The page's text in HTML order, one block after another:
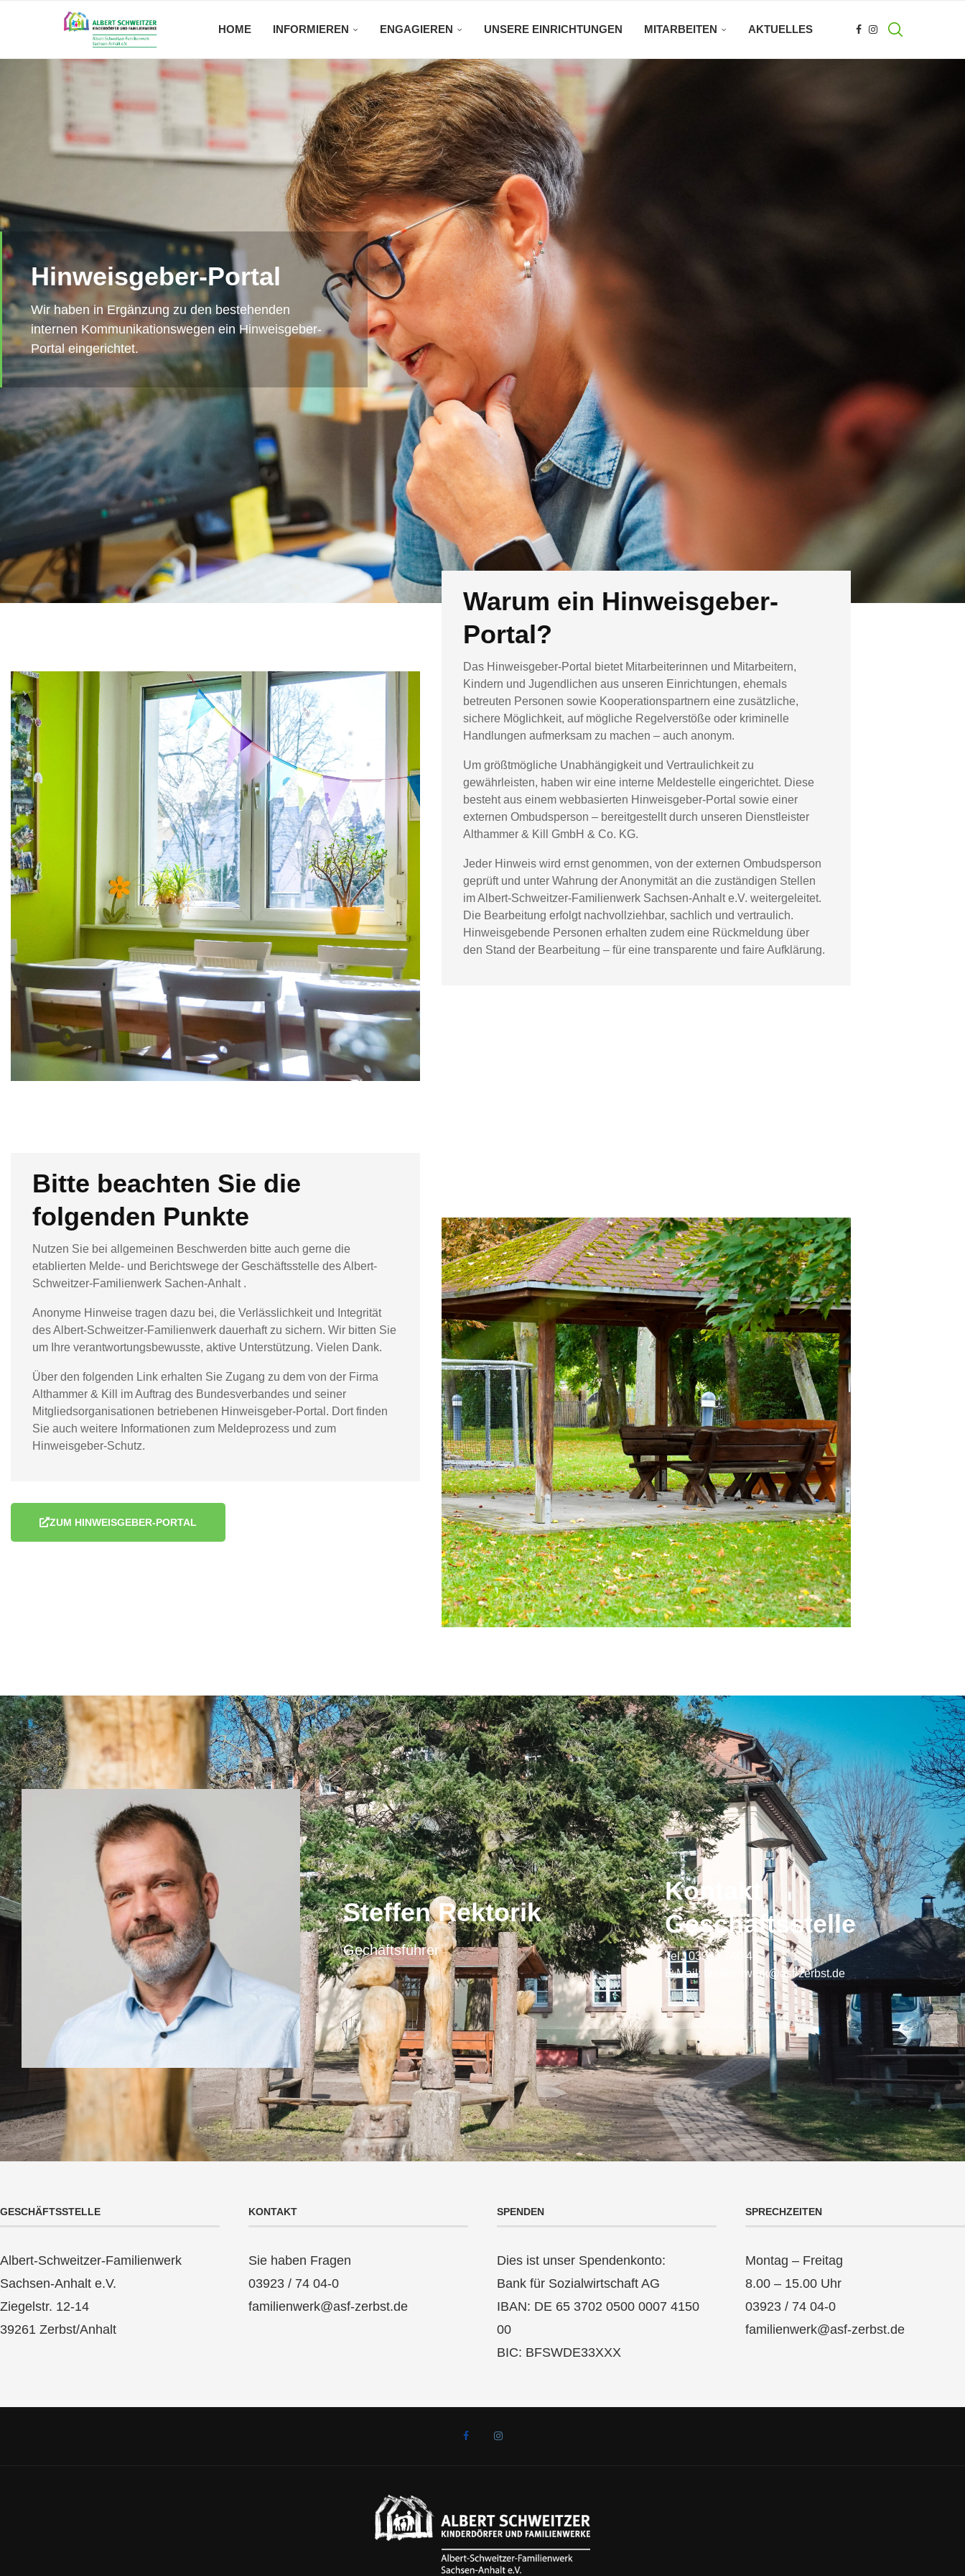
HOME INFORMIEREN ENGAGIEREN UNSERE EINRICHTUNGEN MITARBEITEN AKTUELLES
Hinweisgeber-Portal
Wir haben in Ergänzung zu den bestehenden
internen Kommunikationswegen ein Hinweisgeber-
Portal eingerichtet.
Warum ein Hinweisgeber-
Portal?
Das Hinweisgeber-Portal bietet Mitarbeiterinnen und Mitarbeitern,
Kindern und Jugendlichen aus unseren Einrichtungen, ehemals
betreuten Personen sowie Kooperationspartnern eine zusätzliche,
sichere Möglichkeit, auf mögliche Regelverstöße oder kriminelle
Handlungen aufmerksam zu machen – auch anonym.
Um größtmögliche Unabhängigkeit und Vertraulichkeit zu
gewährleisten, haben wir eine interne Meldestelle eingerichtet. Diese
besteht aus einem webbasierten Hinweisgeber-Portal sowie einer
externen Ombudsperson – bereitgestellt durch unseren Dienstleister
Althammer & Kill GmbH & Co. KG.
Jeder Hinweis wird ernst genommen, von der externen Ombudsperson
geprüft und unter Wahrung der Anonymität an die zuständigen Stellen
im Albert-Schweitzer-Familienwerk Sachsen-Anhalt e.V. weitergeleitet.
Die Bearbeitung erfolgt nachvollziehbar, sachlich und vertraulich.
Hinweisgebende Personen erhalten zudem eine Rückmeldung über
den Stand der Bearbeitung – für eine transparente und faire Aufklärung.
Bitte beachten Sie die
folgenden Punkte
Nutzen Sie bei allgemeinen Beschwerden bitte auch gerne die
etablierten Melde- und Berichtswege der Geschäftsstelle des Albert-
Schweitzer-Familienwerk Sachen-Anhalt .
Anonyme Hinweise tragen dazu bei, die Verlässlichkeit und Integrität
des Albert-Schweitzer-Familienwerk dauerhaft zu sichern. Wir bitten Sie
um Ihre verantwortungsbewusste, aktive Unterstützung. Vielen Dank.
Über den folgenden Link erhalten Sie Zugang zu dem von der Firma
Althammer & Kill im Auftrag des Bundesverbandes und seiner
Mitgliedsorganisationen betriebenen Hinweisgeber-Portal. Dort finden
Sie auch weitere Informationen zum Meldeprozess und zum
Hinweisgeber-Schutz.
ZUM HINWEISGEBER-PORTAL
Steffen Rektorik
Gechäftsführer
Kontakt
Geschäftsstelle
Tel.: 03923 740 40
E-Mail: familienwerk@asf-zerbst.de
GESCHÄFTSSTELLE
Albert-Schweitzer-Familienwerk
Sachsen-Anhalt e.V.
Ziegelstr. 12-14
39261 Zerbst/Anhalt
KONTAKT
Sie haben Fragen
03923 / 74 04-0
familienwerk@asf-zerbst.de
SPENDEN
Dies ist unser Spendenkonto:
Bank für Sozialwirtschaft AG
IBAN: DE 65 3702 0500 0007 4150
00
BIC: BFSWDE33XXX
SPRECHZEITEN
Montag – Freitag
8.00 – 15.00 Uhr
03923 / 74 04-0
familienwerk@asf-zerbst.de